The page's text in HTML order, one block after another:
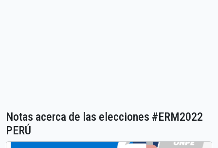
Notas acerca de las elecciones #ERM2022
PERÚ